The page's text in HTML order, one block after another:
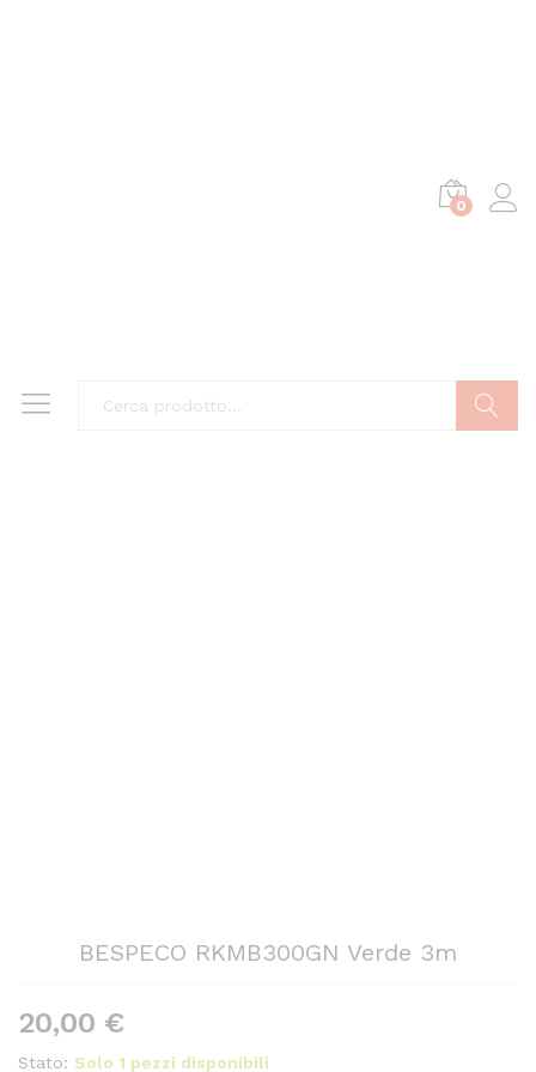
0
BESPECO RKMB300GN Verde 3m
20,00 €
Stato: Solo 1 pezzi disponibili